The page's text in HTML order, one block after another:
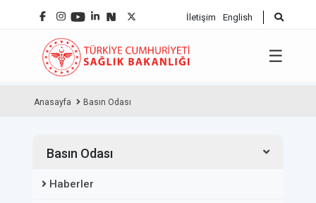
İletişim English
☰
Anasayfa Basın Odası
Basın Odası
Haberler